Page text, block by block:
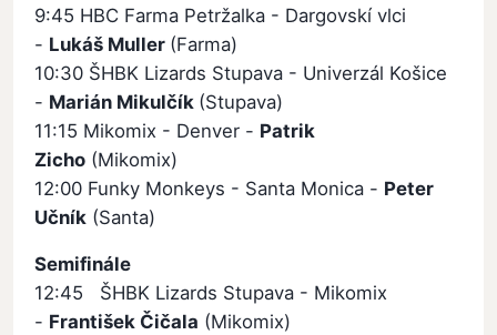
9:45 HBC Farma Petržalka - Dargovskí vlci
- Lukáš Muller (Farma)
10:30 ŠHBK Lizards Stupava - Univerzál Košice
- Marián Mikulčík (Stupava)
11:15 Mikomix - Denver - Patrik
Zicho (Mikomix)
12:00 Funky Monkeys - Santa Monica - Peter
Učník (Santa)
Semifinále
12:45 ŠHBK Lizards Stupava - Mikomix
- František Čičala (Mikomix)